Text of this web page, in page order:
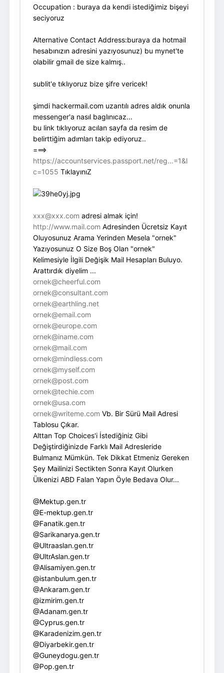
Occupation : buraya da kendi istediğimiz bişeyi
seciyoruz
Alternative Contact Address:buraya da hotmail
hesabınızın adresini yazıyosunuz) bu mynet'te
olabilir gmail de size kalmış..
sublit'e tıklıyoruz bize şifre vericek!
şimdi hackermail.com uzantılı adres aldık onunla
messenger'a nasıl baglınıcaz...
bu link tıklıyoruz acılan sayfa da resim de
belirttiğim adımları takip ediyoruz..
===>
https://accountservices.passport.net/reg...=1&l
c=1055 TıklayınıZ
xxx@xxx.com adresi almak için!
http://www.mail.com Adresinden Ücretsiz Kayıt
Oluyosunuz Arama Yerinden Mesela "ornek"
Yazıyosunuz O Size Boş Olan "ornek"
Kelimesiyle İlgili Değişik Mail Hesapları Buluyo.
Arattırdık diyelim ...
ornek@cheerful.com
ornek@consultant.com
ornek@earthling.net
ornek@email.com
ornek@europe.com
ornek@iname.com
ornek@mail.com
ornek@mindless.com
ornek@myself.com
ornek@post.com
ornek@techie.com
ornek@usa.com
ornek@writeme.com Vb. Bir Sürü Mail Adresi
Tablosu Çıkar.
Alttan Top Choices'i İstediğiniz Gibi
Değiştirdiğinizde Farklı Mail Adresleride
Bulmanız Mümkün. Tek Dikkat Etmeniz Gereken
Şey Mailinizi Sectikten Sonra Kayıt Olurken
Ülkenizi ABD Falan Yapın Öyle Bedava Olur...
@Mektup.gen.tr
@E-mektup.gen.tr
@Fanatik.gen.tr
@Sarikanarya.gen.tr
@Ultraaslan.gen.tr
@UltrAslan.gen.tr
@Alisamiyen.gen.tr
@istanbulum.gen.tr
@Ankaram.gen.tr
@izmirim.gen.tr
@Adanam.gen.tr
@Cyprus.gen.tr
@Karadenizim.gen.tr
@Diyarbekir.gen.tr
@Guneydogu.gen.tr
@Pop.gen.tr